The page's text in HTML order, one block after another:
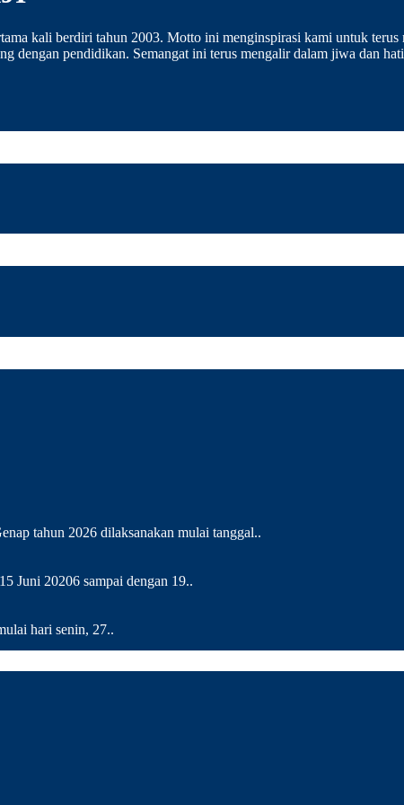
kali berdiri tahun 2003. Motto ini menginspirasi kami untuk
dengan pendidikan. Semangat ini terus mengalir dalam jiwa dan
tahun 2026 dilaksanakan mulai tanggal..
Juni 20206 sampai dengan 19..
hari senin, 27..